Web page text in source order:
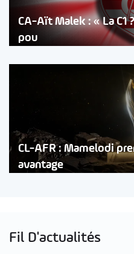
CA-Aït Malek : « La C1
pou
CL-AFR : Mamelodi
avantage
Fil D'actualités